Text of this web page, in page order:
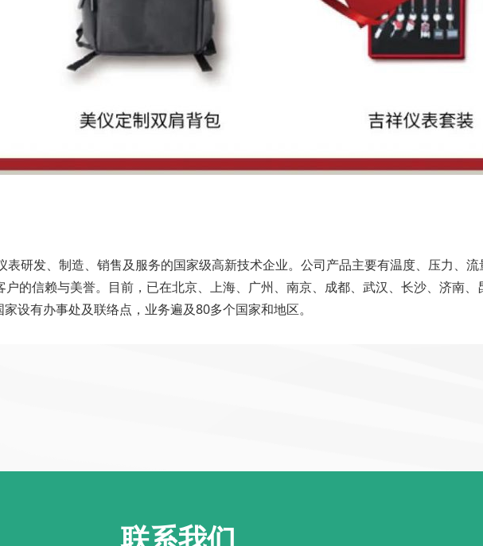
研发、制造、销售及服务的国家级高新技术企业。公司产品主要有温度、压力、
的信赖与美誉。目前，已在北京、上海、广州、南京、成都、武汉、长沙、济南、
设有办事处及联络点，业务遍及80多个国家和地区。